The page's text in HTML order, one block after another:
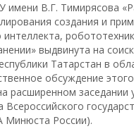
имени В.Г. Тимирясова
создания и
интеллекта,
выдвинута на
Татарстан в
обсуждение этого
расширенном заседании
Минюста России).